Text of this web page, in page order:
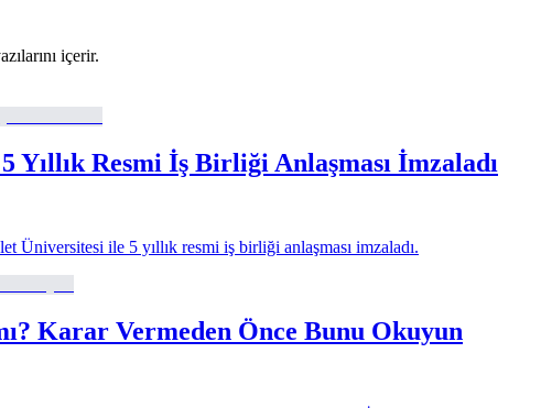
içerir.
Resmi İş Birliği Anlaşması İmzaladı
Üniversitesi ile 5 yıllık resmi iş birliği anlaşması imzaladı.
Karar Vermeden Önce Bunu Okuyun